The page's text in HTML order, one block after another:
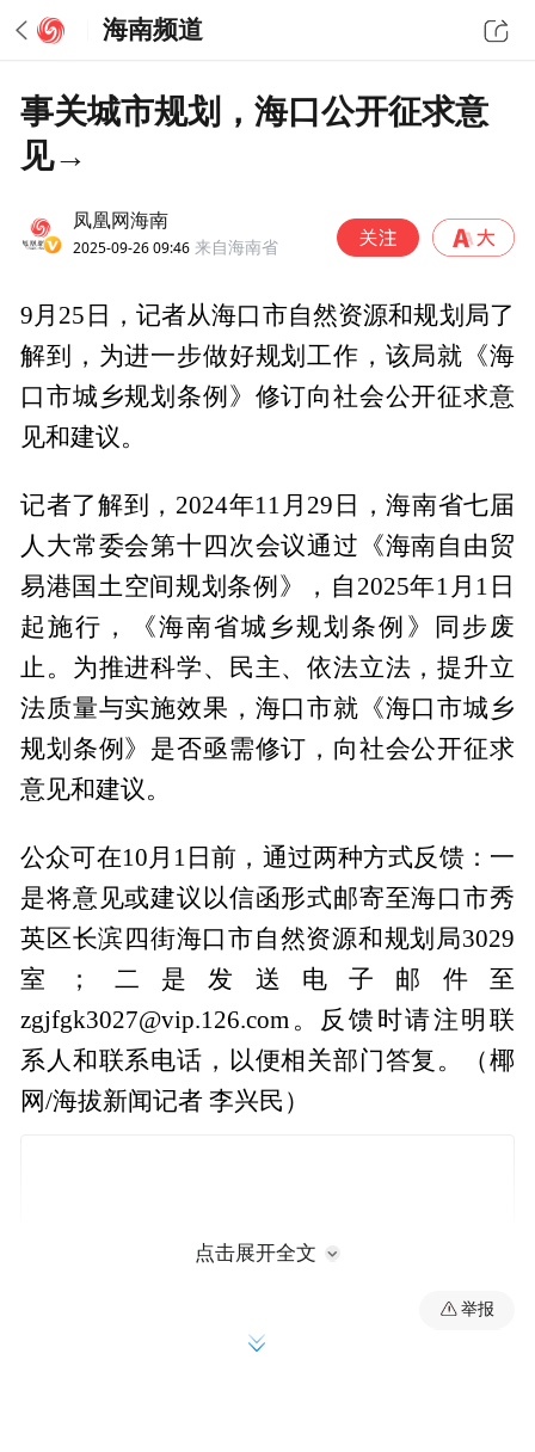
海南频道
事关城市规划，海口公开征求意
见→
凤凰网海南
2025-09-26 09:46 来自海南省
9月25日，记者从海口市自然资源和规划局了
解到，为进一步做好规划工作，该局就《海
口市城乡规划条例》修订向社会公开征求意
见和建议。
记者了解到，2024年11月29日，海南省七届
人大常委会第十四次会议通过《海南自由贸
易港国土空间规划条例》，自2025年1月1日
起施行，《海南省城乡规划条例》同步废
止。为推进科学、民主、依法立法，提升立
法质量与实施效果，海口市就《海口市城乡
规划条例》是否亟需修订，向社会公开征求
意见和建议。
公众可在10月1日前，通过两种方式反馈：一
是将意见或建议以信函形式邮寄至海口市秀
英区长滨四街海口市自然资源和规划局3029
室；二是发送电子邮件至
zgjfgk3027@vip.126.com。反馈时请注明联
系人和联系电话，以便相关部门答复。（椰
网/海拔新闻记者 李兴民）
点击展开全文
举报